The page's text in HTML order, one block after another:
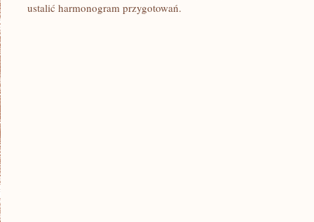
ustalić harmonogram ‍przygotowań.